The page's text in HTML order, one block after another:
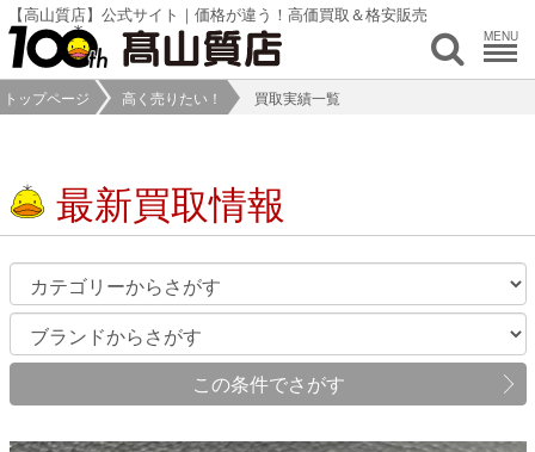
【高山質店】公式サイト｜価格が違う！高価買取＆格安販売
MENU
トップページ 高く売りたい！ 買取実績一覧
最新買取情報
この条件でさがす